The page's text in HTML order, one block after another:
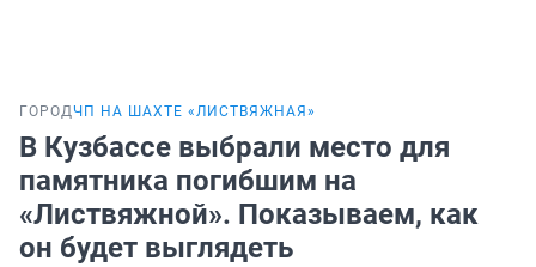
ГОРОДЧП НА ШАХТЕ «ЛИСТВЯЖНАЯ»
В Кузбассе выбрали место для
памятника погибшим на
«Листвяжной». Показываем, как
он будет выглядеть